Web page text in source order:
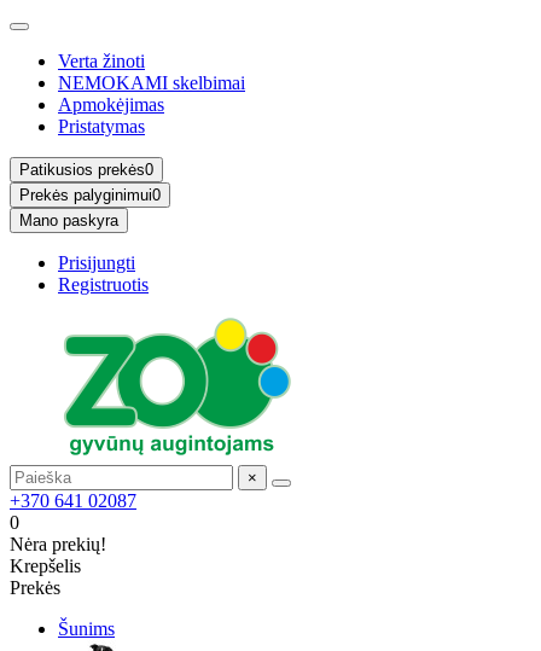
Verta žinoti
NEMOKAMI skelbimai
Apmokėjimas
Pristatymas
Patikusios prekės0
Prekės palyginimui0
Mano paskyra
Prisijungti
Registruotis
×
+370 641 02087
0
Nėra prekių!
Krepšelis
Prekės
Šunims